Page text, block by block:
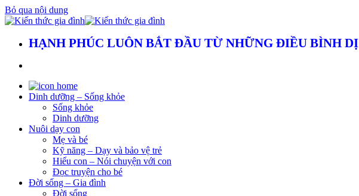
Bỏ qua nội dung
HẠNH PHÚC LUÔN BẮT ĐẦU TỪ NHỮNG ĐIỀU BÌNH DỊ
Dinh dưỡng – Sống khỏe
Sống khỏe
Dinh dưỡng
Nuôi dạy con
Mẹ và bé
Kỹ năng – Dạy và bảo vệ trẻ
Hiểu con – Nói chuyện với con
Đọc truyện cho bé
Đời sống – Gia đình
Đời sống